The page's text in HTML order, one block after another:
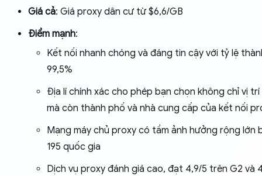
Giá cả: Giá proxy dân cư từ $6,6/GB
Điểm mạnh:
Kết nối nhanh chóng và đáng tin cậy với tỷ lệ
99,5%
Địa lí chính xác cho phép bạn chọn không chỉ vị
mà còn thành phố và nhà cung cấp của kết nối
Mạng máy chủ proxy có tầm ảnh hưởng rộng lớn
195 quốc gia
Dịch vụ proxy đánh giá cao, đạt 4,9/5 trên G2 và